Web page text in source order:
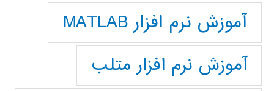
آموزش نرم افزار MATLAB
آموزش نرم افزار متلب